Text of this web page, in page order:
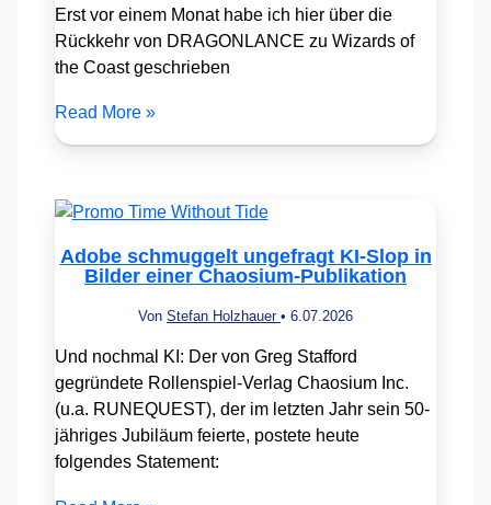
Erst vor einem Monat habe ich hier über die
Rückkehr von DRAGONLANCE zu Wizards of
the Coast geschrieben
Read More »
Adobe schmuggelt ungefragt KI-Slop in
Bilder einer Chaosium-Publikation
Von Stefan Holzhauer • 6.07.2026
Und nochmal KI: Der von Greg Stafford
gegründete Rollenspiel-Verlag Chaosium Inc.
(u.a. RUNEQUEST), der im letzten Jahr sein 50-
jähriges Jubiläum feierte, postete heute
folgendes Statement: